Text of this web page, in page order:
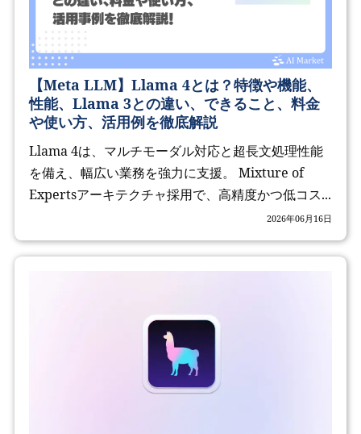
【Meta LLM】Llama 4とは？特徴や機能、
性能、Llama 3との違い、できること、料金
や使い方、活用例を徹底解説
Llama 4は、マルチモーダル対応と超長文処理性能
を備え、幅広い業務を強力に支援。 Mixture of
Expertsアーキテクチャ採用で、高精度かつ低コス...
2026年06月16日